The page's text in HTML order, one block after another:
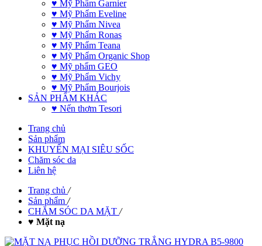
♥ Mỹ Phẩm Garnier
♥ Mỹ Phẩm Eveline
♥ Mỹ Phẩm Nivea
♥ Mỹ Phẩm Ronas
♥ Mỹ Phẩm Teana
♥ Mỹ Phẩm Organic Shop
♥ Mỹ phẩm GEO
♥ Mỹ Phẩm Vichy
♥ Mỹ Phẩm Bourjois
SẢN PHẨM KHÁC
♥ Nến thơm Tesori
Trang chủ
Sản phẩm
KHUYẾN MẠI SIÊU SỐC
Chăm sóc da
Liên hệ
Trang chủ /
Sản phẩm /
CHĂM SÓC DA MẶT /
♥ Mặt nạ